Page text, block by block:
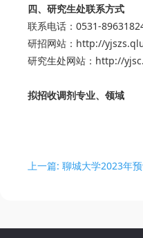
四、研究生处联系方式
联系电话：0531-
研招网站：http://
研究生处网站：http://
拟招收调剂专业、领域
上一篇: 聊城大学2023年